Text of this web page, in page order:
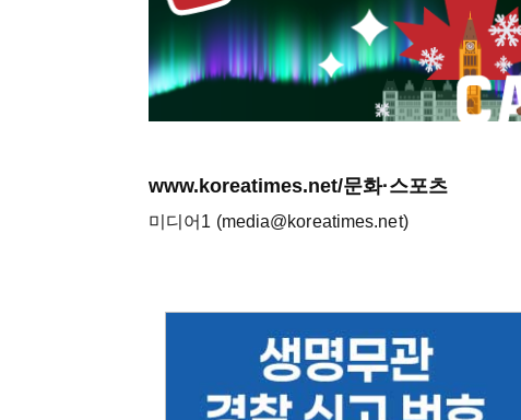
www.koreatimes.net/문화·스포츠
미디어1 (media@koreatimes.net)